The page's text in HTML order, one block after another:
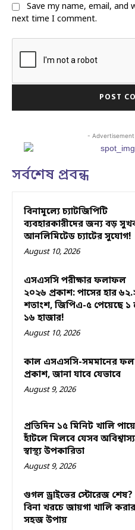
Save my name, email, and
next time I comment.
-
সর্বশেষ প্রবন্ধ
বিনামূল্যে চ্যাটজিপিটি
ব্যবহারকারীদের জন্য বড়
আনলিমিটেড চ্যাটের সুযোগ!
August 10, 2026
এসএসসি পরীক্ষার ফলাফল
২০২৬ প্রকাশ: পাসের হার
শতাংশ, জিপিএ-৫ পেয়েছে ১
১৬ হাজার!
August 10, 2026
কাল এসএসসি-সমমানের ফল
প্রকাশ, জানা যাবে যেভাবে
August 9, 2026
প্রতিদিন ১৫ মিনিট খালি পায়ে
হাঁটলে মিলবে যেসব অবিশ্বাস্য
স্বাস্থ্য উপকারিতা
August 9, 2026
গুগল ড্রাইভের স্টোরেজ শেষ?
বিনা খরচে জায়গা খালি করার
সহজ উপায়